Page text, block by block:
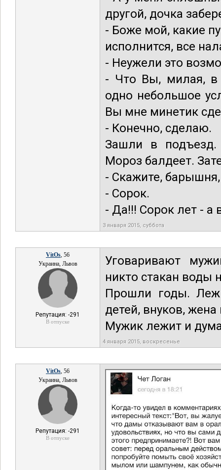
другой, дочка
- Боже мой, какие
исполнится, все
- Неужели это
- Что Вы, милая, в
одно небольшое
Вы мне минетик
- Конечно, сделаю.
Зашли в
Мороз балдеет.
- Скажите,
- Сорок.
- Да!!! Сорок лет - а
3 января 2015, суббота
VitOs, 56
Украина, Львов
Репутация: -291
В отпуске
Уговаривают
никто стакан воды
Прошли годы.
детей, внуков,
Мужик лежит и
4 января 2015, воскресенье
VitOs, 56
Украина, Львов
Репутация: -291
В отпуске